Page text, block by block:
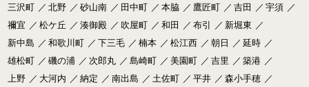
三沢町 ／ 北野 ／ 砂山南 ／ 田中町 ／ 本脇 ／ 鷹匠町 ／ 吉田 ／ 宇須 ／
禰宜 ／ 松ケ丘 ／ 湊御殿 ／ 吹屋町 ／ 和田 ／ 布引 ／ 新堀東 ／
新中島 ／ 和歌川町 ／ 下三毛 ／ 楠本 ／ 松江西 ／ 朝日 ／ 延時 ／
雄松町 ／ 磯の浦 ／ 次郎丸 ／ 島崎町 ／ 美園町 ／ 吉里 ／ 築港 ／
上野 ／ 大河内 ／ 納定 ／ 南出島 ／ 土佐町 ／ 平井 ／ 森小手穂 ／